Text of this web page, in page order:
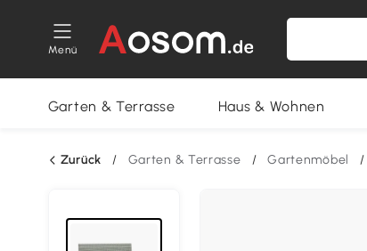
Menü
Garten & Terrasse Haus & Wohnen
Zurück / Garten & Terrasse / Gartenmöbel /